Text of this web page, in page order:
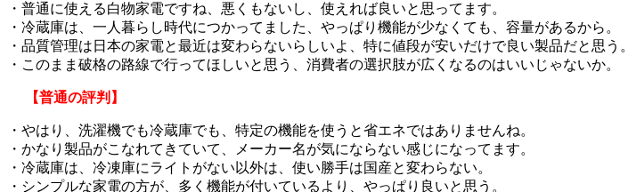
・普通に使える白物家電ですね、悪くもないし、使えれば良いと思ってます。
・冷蔵庫は、一人暮らし時代につかってました、やっぱり機能が少なくても、容量があるから。
・品質管理は日本の家電と最近は変わらないらしいよ、特に値段が安いだけで良い製品だと思う。
・このまま破格の路線で行ってほしいと思う、消費者の選択肢が広くなるのはいいじゃないか。
【普通の評判】
・やはり、洗濯機でも冷蔵庫でも、特定の機能を使うと省エネではありませんね。
・かなり製品がこなれてきていて、メーカー名が気にならない感じになってます。
・冷蔵庫は、冷凍庫にライトがない以外は、使い勝手は国産と変わらない。
・シンプルな家電の方が、多く機能が付いているより、やっぱり良いと思う。